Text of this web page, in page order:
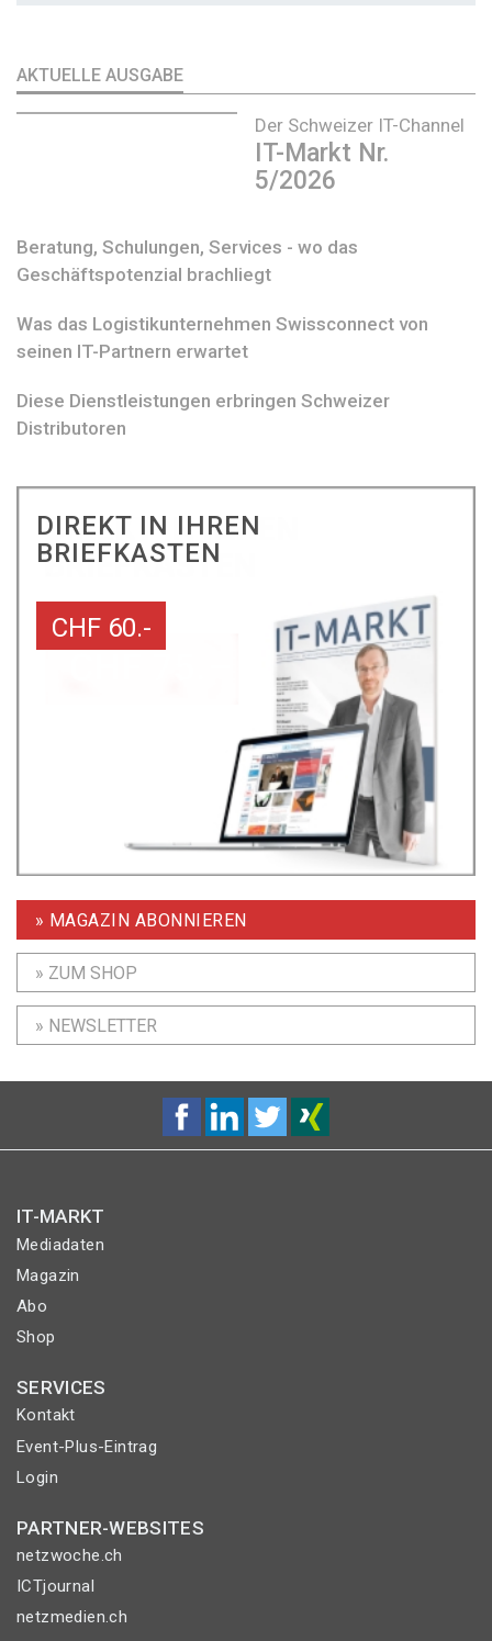
AKTUELLE AUSGABE
Der Schweizer IT-Channel
IT-Markt Nr.
5/2026
Beratung, Schulungen, Services - wo das
Geschäftspotenzial brachliegt
Was das Logistikunternehmen Swissconnect von
seinen IT-Partnern erwartet
Diese Dienstleistungen erbringen Schweizer
Distributoren
DIREKT IN IHREN
BRIEFKASTEN
CHF 60.-
» MAGAZIN ABONNIEREN
» ZUM SHOP
» NEWSLETTER
IT-MARKT
Mediadaten
Magazin
Abo
Shop
SERVICES
Kontakt
Event-Plus-Eintrag
Login
PARTNER-WEBSITES
netzwoche.ch
ICTjournal
netzmedien.ch